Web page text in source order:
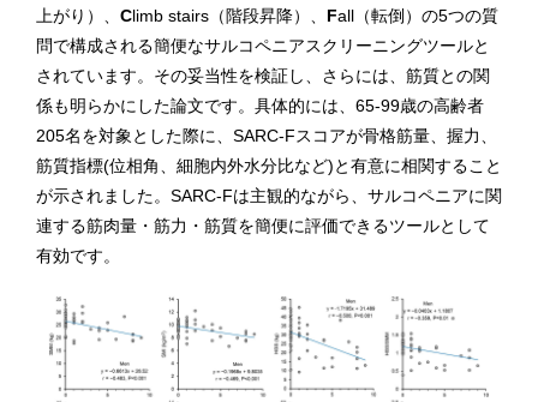
上がり）、 Climb stairs（階段昇降）、 Fall（転倒）の5つの質
問で構成される簡便なサルコペニアスクリーニングツールと
されています。その妥当性を検証し、さらには、筋質との関
係も明らかにした論文です。具体的には、65-99歳の高齢者
205名を対象とした際に、SARC-Fスコアが骨格筋量、握力、
筋質指標(位相角、細胞内外水分比など)と有意に相関すること
が示されました。SARC-Fは主観的ながら、サルコペニアに関
連する筋肉量・筋力・筋質を簡便に評価できるツールとして
有効です。